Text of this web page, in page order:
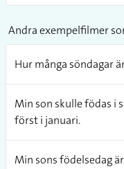
Andra exempelfilmer
Hur många söndagar
Min son skulle födas i
först i januari.
Min sons födelsedag